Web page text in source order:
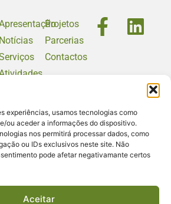
experiências, usamos tecnologias como
ou aceder a informações do dispositivo.
nos permitirá processar dados, como
ou IDs exclusivos neste site. Não
pode afetar negativamante certos
Aceitar
Notícias
Atividades
Projetos
Parcerias
Contactos